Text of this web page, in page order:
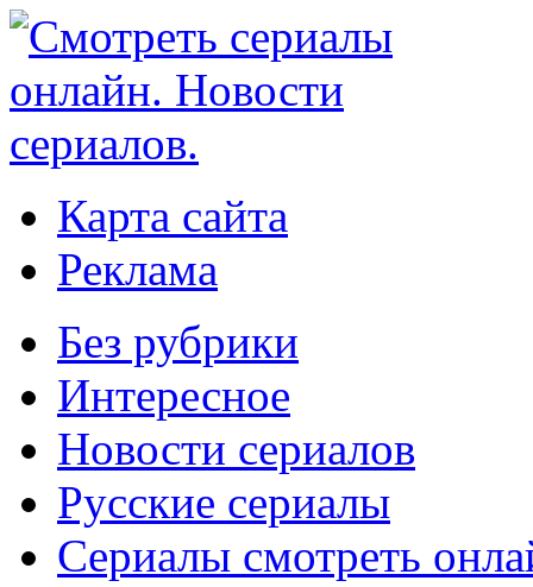
Карта сайта
Реклама
Без рубрики
Интересное
Новости сериалов
Русские сериалы
Сериалы смотреть